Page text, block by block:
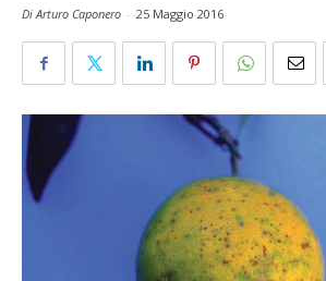
Di Arturo Caponero - 25 Maggio 2016